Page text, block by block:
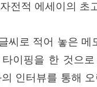
전적 에세이의 초
씨로 적어 놓은 메
이핑을 한 것으
인터뷰를 통해